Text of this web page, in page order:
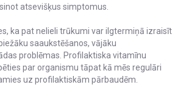
atsevišķus simptomus.
ka pat nelieli trūkumi var ilgtermiņā izraisīt
saaukstēšanos, vājāku
problēmas. Profilaktiska vitamīnu
par organismu tāpat kā mēs regulāri
uz profilaktiskām pārbaudēm.